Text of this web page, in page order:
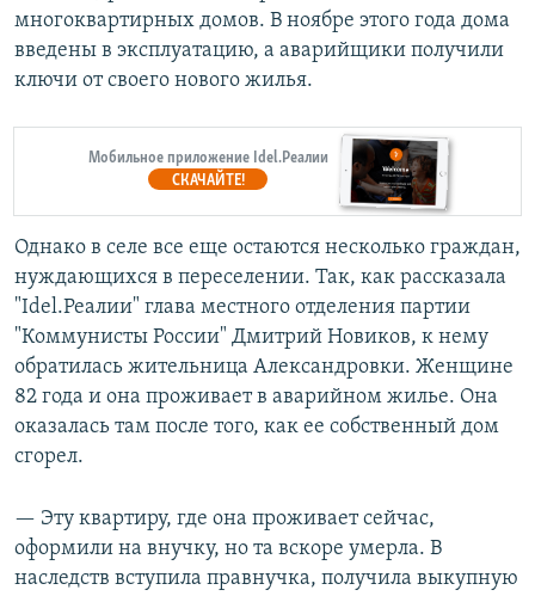
многоквартирных домов. В ноябре этого года дома
введены в эксплуатацию, а аварийщики получили
ключи от своего нового жилья.
Мобильное приложение Idel.Реалии
СКАЧАЙТЕ!
Однако в селе все еще остаются несколько граждан,
нуждающихся в переселении. Так, как рассказала
"Idel.Реалии" глава местного отделения партии
"Коммунисты России" Дмитрий Новиков, к нему
обратилась жительница Александровки. Женщине
82 года и она проживает в аварийном жилье. Она
оказалась там после того, как ее собственный дом
сгорел.
— Эту квартиру, где она проживает сейчас,
оформили на внучку, но та вскоре умерла. В
наследств вступила правнучка, получила выкупную